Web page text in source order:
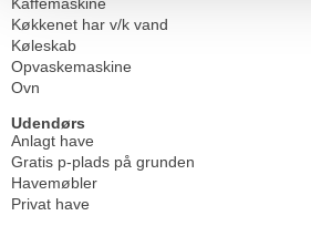
Køkkenet har v/k vand
Køleskab
Opvaskemaskine
Ovn
Udendørs
Anlagt have
Gratis p-plads på grunden
Havemøbler
Privat have